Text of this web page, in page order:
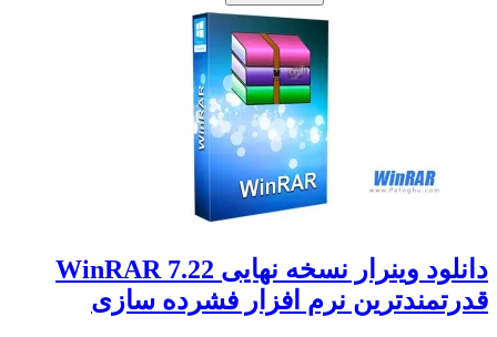
دانلود وینرار نسخه نهایی WinRAR 7.22
قدرتمندترین نرم افزار فشرده سازی